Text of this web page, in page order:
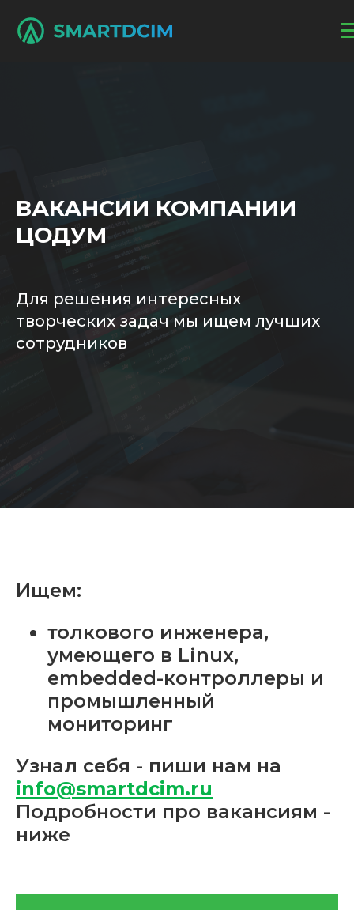
ВАКАНСИИ КОМПАНИИ
ЦОДУМ
Для решения интересных
творческих задач мы ищем лучших
сотрудников
Ищем:
толкового инженера,
умеющего в Linux,
embedded-контроллеры и
промышленный
мониторинг
Узнал себя - пиши нам на
info@smartdcim.ru
Подробности про вакансиям -
ниже